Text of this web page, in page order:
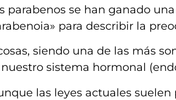
parabenos se han ganado
para describir la
siendo una de las más
sistema hormonal
las leyes actuales